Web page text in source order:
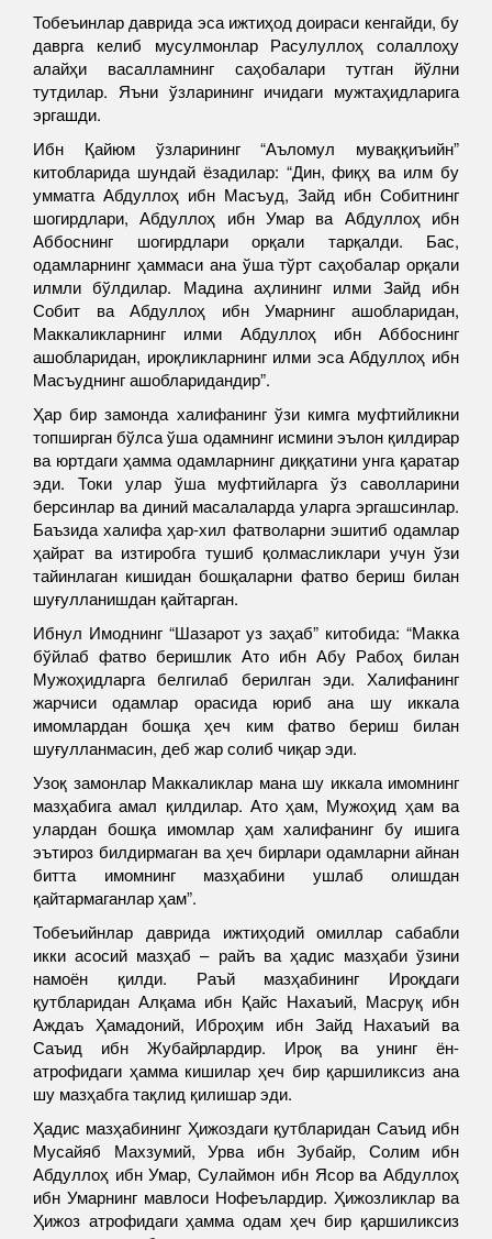
Тобеъинлар даврида эса ижтиҳод доираси кенгайди, бу
даврга келиб мусулмонлар Расулуллоҳ солаллоҳу
алайҳи васалламнинг саҳобалари тутган йўлни
тутдилар. Яъни ўзларининг ичидаги мужтаҳидларига
эргашди.
Ибн Қайюм ўзларининг “Аъломул муваққиъийн”
китобларида шундай ёзадилар: “Дин, фиқҳ ва илм бу
умматга Абдуллоҳ ибн Масъуд, Зайд ибн Собитнинг
шогирдлари, Абдуллоҳ ибн Умар ва Абдуллоҳ ибн
Аббоснинг шогирдлари орқали тарқалди. Бас,
одамларнинг ҳаммаси ана ўша тўрт саҳобалар орқали
илмли бўлдилар. Мадина аҳлининг илми Зайд ибн
Собит ва Абдуллоҳ ибн Умарнинг ашобларидан,
Маккаликларнинг илми Абдуллоҳ ибн Аббоснинг
ашобларидан, ироқликларнинг илми эса Абдуллоҳ ибн
Масъуднинг ашобларидандир”.
Ҳар бир замонда халифанинг ўзи кимга муфтийликни
топширган бўлса ўша одамнинг исмини эълон қилдирар
ва юртдаги ҳамма одамларнинг диққатини унга қаратар
эди. Токи улар ўша муфтийларга ўз саволларини
берсинлар ва диний масалаларда уларга эргашсинлар.
Баъзида халифа ҳар-хил фатволарни эшитиб одамлар
ҳайрат ва изтиробга тушиб қолмасликлари учун ўзи
тайинлаган кишидан бошқаларни фатво бериш билан
шуғулланишдан қайтарган.
Ибнул Имоднинг “Шазарот уз заҳаб” китобида: “Макка
бўйлаб фатво беришлик Ато ибн Абу Рабоҳ билан
Мужоҳидларга белгилаб берилган эди. Халифанинг
жарчиси одамлар орасида юриб ана шу иккала
имомлардан бошқа ҳеч ким фатво бериш билан
шуғулланмасин, деб жар солиб чиқар эди.
Узоқ замонлар Маккаликлар мана шу иккала имомнинг
мазҳабига амал қилдилар. Ато ҳам, Мужоҳид ҳам ва
улардан бошқа имомлар ҳам халифанинг бу ишига
эътироз билдирмаган ва ҳеч бирлари одамларни айнан
битта имомнинг мазҳабини ушлаб олишдан
қайтармаганлар ҳам”.
Тобеъийнлар даврида ижтиҳодий омиллар сабабли
икки асосий мазҳаб – райъ ва ҳадис мазҳаби ўзини
намоён қилди. Раъй мазҳабининг Ироқдаги
қутбларидан Алқама ибн Қайс Нахаъий, Масруқ ибн
Аждаъ Ҳамадоний, Иброҳим ибн Зайд Нахаъий ва
Саъид ибн Жубайрлардир. Ироқ ва унинг ён-
атрофидаги ҳамма кишилар ҳеч бир қаршиликсиз ана
шу мазҳабга тақлид қилишар эди.
Ҳадис мазҳабининг Ҳижоздаги қутбларидан Саъид ибн
Мусайяб Махзумий, Урва ибн Зубайр, Солим ибн
Абдуллоҳ ибн Умар, Сулаймон ибн Ясор ва Абдуллоҳ
ибн Умарнинг мавлоси Нофеълардир. Ҳижозликлар ва
Ҳижоз атрофидаги ҳамма одам ҳеч бир қаршиликсиз